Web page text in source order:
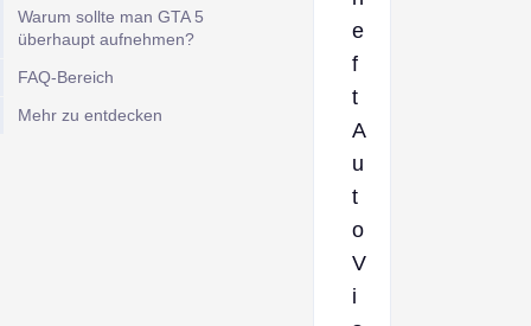
Warum sollte man GTA 5
überhaupt aufnehmen?
FAQ-Bereich
Mehr zu entdecken
e
f
t
A
u
t
o
V
i